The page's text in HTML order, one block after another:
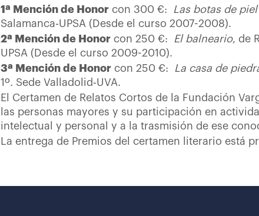
1ª Mención de Honor con 300 €: Las botas de
Salamanca-UPSA (Desde el curso 2007-2008).
2ª Mención de Honor con 250 €: El balneario, de
UPSA (Desde el curso 2009-2010).
3ª Mención de Honor con 250 €: La casa de
1º. Sede Valladolid-UVA.
El Certamen de Relatos Cortos de la Fundación
las personas mayores y su participación en
intelectual y personal y a la trasmisión de ese
La entrega de Premios del certamen literario está